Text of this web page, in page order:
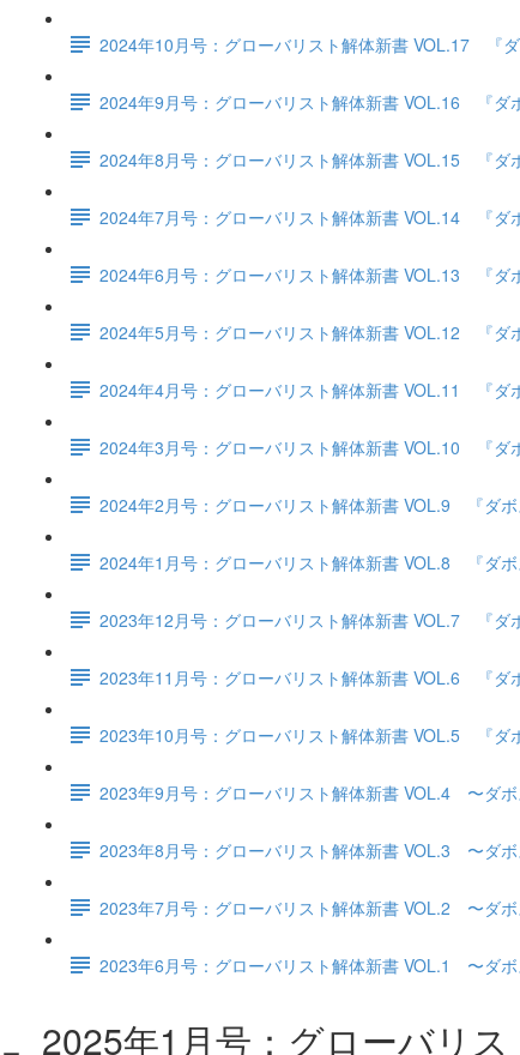
2024年10月号：グローバリスト解体新書 VOL.17 『
2024年9月号：グローバリスト解体新書 VOL.16 『ダ
2024年8月号：グローバリスト解体新書 VOL.15 『ダ
2024年7月号：グローバリスト解体新書 VOL.14 『ダ
2024年6月号：グローバリスト解体新書 VOL.13 『ダ
2024年5月号：グローバリスト解体新書 VOL.12 『ダ
2024年4月号：グローバリスト解体新書 VOL.11 『ダ
2024年3月号：グローバリスト解体新書 VOL.10 『ダ
2024年2月号：グローバリスト解体新書 VOL.9 『ダ
2024年1月号：グローバリスト解体新書 VOL.8 『ダ
2023年12月号：グローバリスト解体新書 VOL.7 『ダ
2023年11月号：グローバリスト解体新書 VOL.6 『ダ
2023年10月号：グローバリスト解体新書 VOL.5 『ダ
2023年9月号：グローバリスト解体新書 VOL.4 〜ダボ
2023年8月号：グローバリスト解体新書 VOL.3 〜ダボ
2023年7月号：グローバリスト解体新書 VOL.2 〜ダボ
2023年6月号：グローバリスト解体新書 VOL.1 〜ダ
2025年1月号：グローバリ